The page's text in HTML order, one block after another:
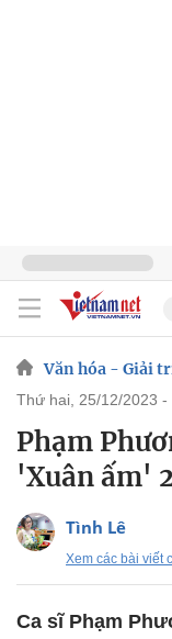
Văn hóa - Giải
thứ hai, 25/12/2023 -
Phạm
'Xuân ấm'
Tình Lê
Xem các bài viết
Ca sĩ Phạm